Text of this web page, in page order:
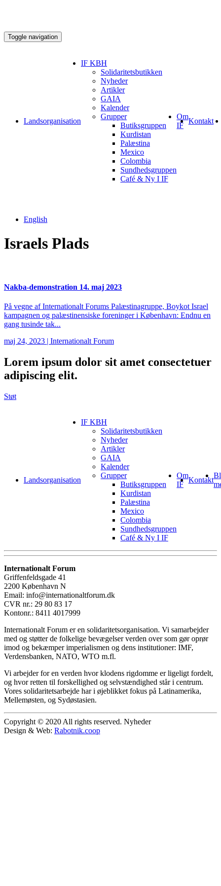
Toggle navigation
Landsorganisation
IF KBH
Solidaritetsbutikken
Nyheder
Artikler
GAIA
Kalender
Grupper
Butiksgruppen
Kurdistan
Palæstina
Mexico
Colombia
Sundhedsgruppen
Café & Ny I IF
Om
IF
Kontakt
English
Israels Plads
Nakba-demonstration 14. maj 2023
På vegne af Internationalt Forums Palæstinagruppe, Boykot Israel
kampagnen og palæstinensiske foreninger i København: Endnu en
gang tusinde tak...
maj 24, 2023 | Internationalt Forum
Lorem ipsum dolor sit amet consectetuer
adipiscing elit.
Støt
Landsorganisation
IF KBH
Solidaritetsbutikken
Nyheder
Artikler
GAIA
Kalender
Grupper
Butiksgruppen
Kurdistan
Palæstina
Mexico
Colombia
Sundhedsgruppen
Café & Ny I IF
Om
IF
Kontakt
Internationalt Forum
Griffenfeldsgade 41
2200 København N
Email: info@internationaltforum.dk
CVR nr.: 29 80 83 17
Kontonr.: 8411 4017999
Internationalt Forum er en solidaritetsorganisation. Vi samarbejder
med og støtter de folkelige bevægelser verden over som gør oprør
imod og bekæmper imperialismen og dens institutioner: IMF,
Verdensbanken, NATO, WTO m.fl.
Vi arbejder for en verden hvor klodens rigdomme er ligeligt fordelt,
og hvor retten til forskellighed og selvstændighed står i centrum.
Vores solidaritetsarbejde har i øjeblikket fokus på Latinamerika,
Mellemøsten, og Sydøstasien.
Copyright © 2020 All rights reserved. Nyheder
Design & Web: Rabotnik.coop